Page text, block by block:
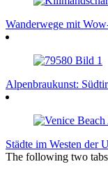
Wanderwege mit
Alpenbraukunst:
Städte im Westen der
The following two